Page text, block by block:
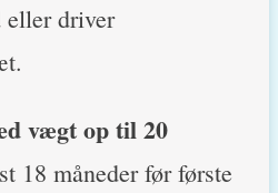
eller driver
vægt op til 20
18 måneder før første